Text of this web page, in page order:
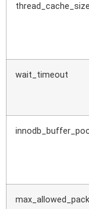
thread_cache_size
wait_timeout